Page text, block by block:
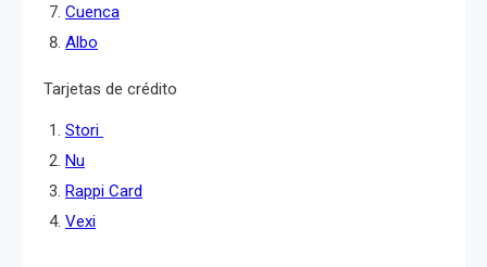
Cuenca
Albo
Tarjetas de crédito
Stori
Nu
Rappi Card
Vexi